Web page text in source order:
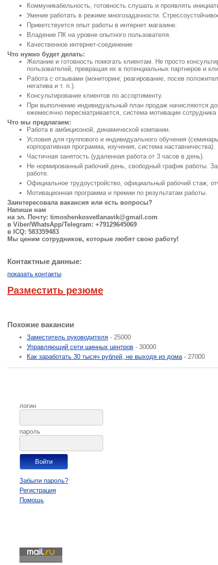
Коммуникабельность, готовность слушать и проявлять
Умение работать в режиме многозадачности.
Приветствуется опыт работы в интернет магазине.
Владение ПК на уровне опытного пользователя.
Качественное интернет-соединение
Что нужно будет делать:
Желание и готовность помогать клиентам. Не просто
пользователей, превращая их в потенциальных партнеров и
Работа с отзывами (мониторинг, реагирование, посев
негатива и т. п.).
Консультирование клиентов по ассортименту.
При выполнение индивидуальный план продаж начисляются
ежемесячно пересматривается, система мотивации сотрудника
Что мы предлагаем:
Работа в амбициозной, динамической компании.
Условия для группового и индивидуального обучения
корпоративная программа, изучения, система наставничества).
Частичная занятость (удаленная работа от 3 часов в день).
Не нормированный рабочий день, свободный график работы.
работе.
Официальное трудоустройство, официальный рабочий стаж,
Мотивационная программа и премии по результатам работы.
Заинтересовала вакансия или есть вопросы?
Напиши нам
на эл. Почту: timoshenkosvetlanavik@gmail.com
в Viber/WhatsApp/Telegram: +79129645069
в ICQ: 583359483
Мы ценим сотрудников, которые любят свою работу!
Контактные данные:
показать контакты
Разместить резюме
Похожие вакансии
Заместитель руководителя - 25000
Управляющий сети шинных центров - 30000
Как заработать 30 тысяч рублей, не выходя из дома- 27000
логин
пароль
Забыли пароль?
Регистрация
Помощь